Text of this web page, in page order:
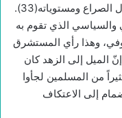
الصراع ضد الفاتحين العرب بمختلف أشكال الصراع ومستوياته(33).
والسياسي الذي تقوم به
وهذا رأي المستشرق
الميل إلى الزهد كان
من المسلمين لجأوا
إلى الاعتكاف